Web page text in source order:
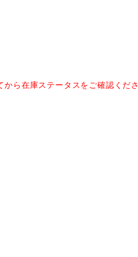
ら在庫ステータスをご確認くださ